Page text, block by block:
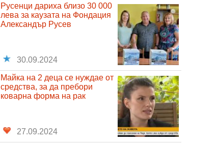
Русенци дариха близо 30 000
лева за каузата на Фондация
Александър Русев
30.09.2024
Майка на 2 деца се нуждае от
средства, за да пребори
коварна форма на рак
27.09.2024